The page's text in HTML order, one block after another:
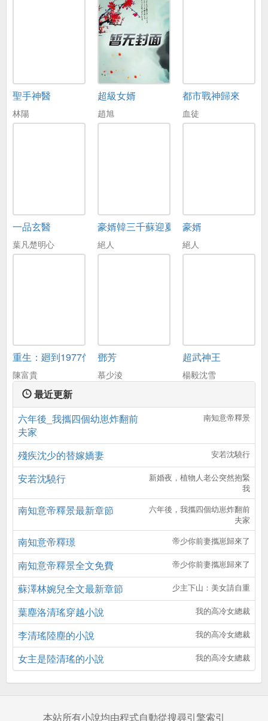
聖手神醫
林陽
超級女婿
趙旭
都市戰神歸來
血徒
一品玄醫
葉凡楚明心
豪婿韓三千蘇迎夏
絕人
豪婿
絕人
重生：廻到1977儅嬭爸
陳富貴
鄧芳
慕少淩
超武神王
楊毅沈雪
最近更新
六年後_我攜四個幼崽炸翻前
夫家
南知意帝釋景
殘疾沈少的替嫁嬌妻 安若沈驍行
安若沈驍行
新婚夜，植物人老公突然抱緊
我
南知意帝釋景最新章節
六年後，我攜四個幼崽炸翻前
夫家
南知意帝釋璟 帝少你前妻攜崽歸來了
南知意帝釋景全文免費 帝少你前妻攜崽歸來了
蘇澤林婉兒全文最新章節 少主下山：美女請自重
葉塵洛清瑤穿越小說 我的高冷女總裁
李清瑤陸塵的小說 我的高冷女總裁
女主是陸清瑤的小說 我的高冷女總裁
本站所有小說均由程式自動從搜尋引擎索引